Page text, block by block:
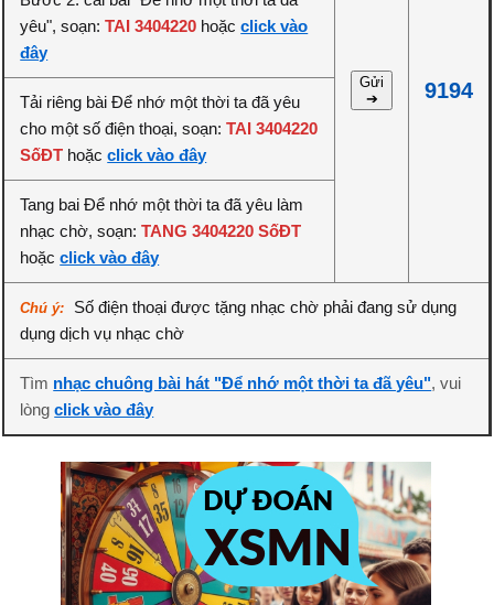
Gửi
➔
9194
yêu", soạn:TAI 3404220 hoặcclick vào
đây
Tải riêng bài Để nhớ một thời ta đã yêu
cho một số điện thoại, soạn:TAI 3404220
SốĐT hoặcclick vào đây
Tang bai Để nhớ một thời ta đã yêu làm
nhạc chờ, soạn:TANG 3404220 SốĐT
hoặcclick vào đây
Chú ý:
Số điện thoại được tặng nhạc chờ phải đang sử dụng
dụng dịch vụ nhạc chờ
Tìm nhạc chuông bài hát "Để nhớ một thời ta đã yêu", vui
lòngclick vào đây